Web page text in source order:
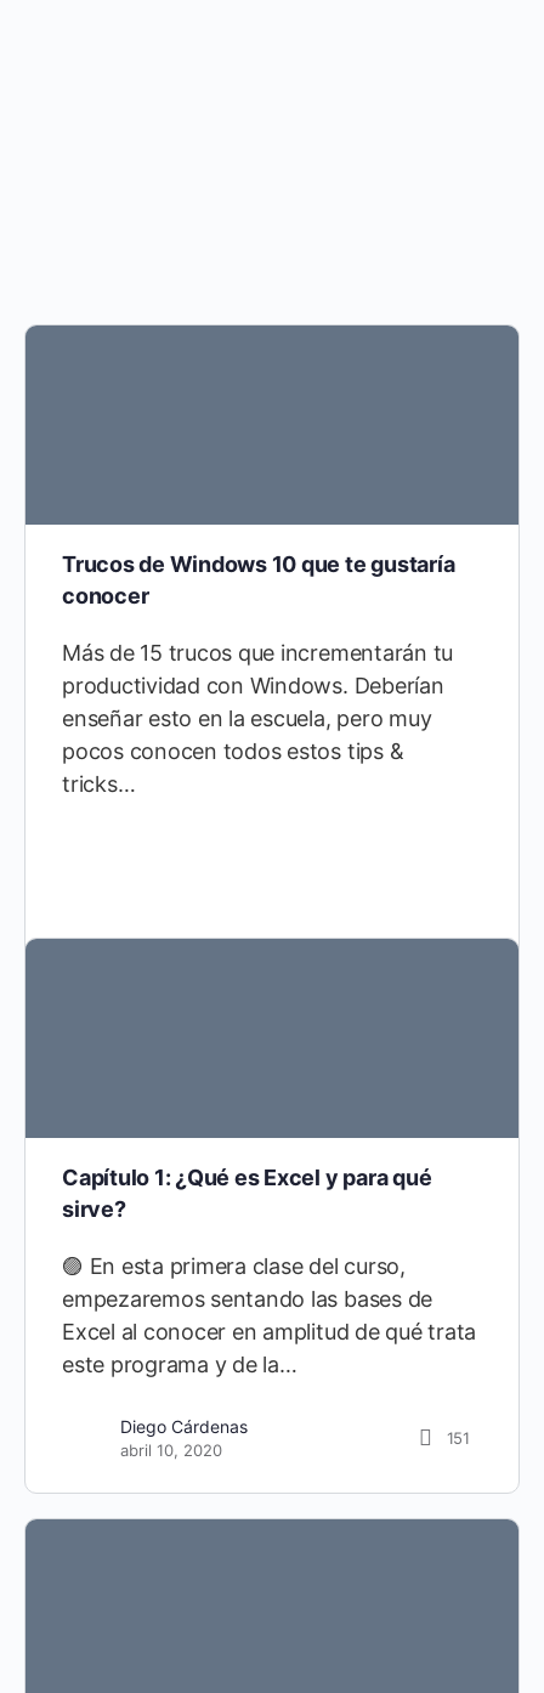
Trucos de Windows 10 que te gustaría
conocer
Más de 15 trucos que incrementarán tu
productividad con Windows. Deberían
enseñar esto en la escuela, pero muy
pocos conocen todos estos tips &
tricks…
septiembre 10, 2021
Capítulo 1: ¿Qué es Excel y para qué
sirve?
🟣 En esta primera clase del curso,
empezaremos sentando las bases de
Excel al conocer en amplitud de qué trata
este programa y de la…
Diego Cárdenas
abril 10, 2020
151